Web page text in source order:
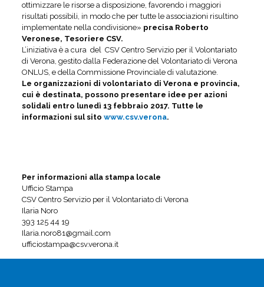
ottimizzare le risorse a disposizione, favorendo i maggiori
risultati possibili, in modo che per tutte le associazioni risultino
implementate nella condivisione» precisa Roberto
Veronese, Tesoriere CSV.
L’iniziativa è a cura del CSV Centro Servizio per il Volontariato
di Verona, gestito dalla Federazione del Volontariato di Verona
ONLUS, e della Commissione Provinciale di valutazione.
Le organizzazioni di volontariato di Verona e provincia,
cui è destinata, possono presentare idee per azioni
solidali entro lunedì 13 febbraio 2017. Tutte le
informazioni sul sito www.csv.verona.
Per informazioni alla stampa locale
Ufficio Stampa
CSV Centro Servizio per il Volontariato di Verona
Ilaria Noro
393 125 44 19
Ilaria.noro81@gmail.com
ufficiostampa@csv.verona.it